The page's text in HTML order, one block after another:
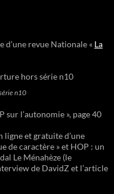
d’une revue Nationale « La
n10
sur l’autonomie », page 40
ligne et gratuite d’une
de caractère » et HOP : un
Le Ménahèze (le
de DavidZ et l’article